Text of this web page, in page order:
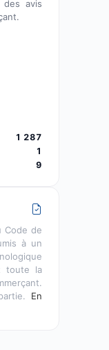
des avis
1 287
1
9
Code de
à un
toute la
En